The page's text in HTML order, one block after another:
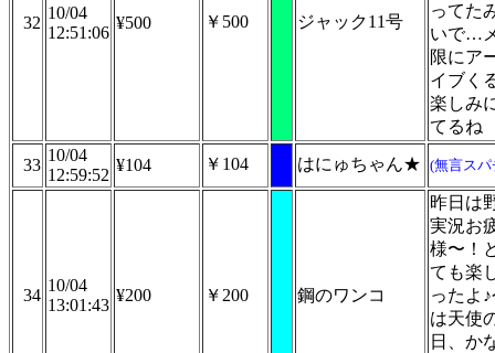
32
10/04
12:51:06
¥500 ￥500 ジャック11号
ってた
いで…
限にア
イブく
楽しみ
てるね
33
10/04
12:59:52
¥104 ￥104 はにゅちゃん★ (無言スパ
34
10/04
13:01:43
¥200 ￥200 鋼のワンコ
昨日は
実況お
様〜！
ても楽
ったよ
は天使
日、か